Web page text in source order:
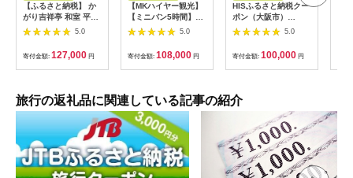
【ふるさと納税】 か
がり吉祥亭 和室 平日
限定 ペア宿泊券 1泊2
食付 2名 ペア 食事付
温泉 宿泊券 旅行 トラ
ベル 宿泊 宿泊施設 宿
レジャー F6P-0991
5.0
寄付金額: 127,000 円
【MKハイヤー観光】
【ミニバン5時間】ド
ライバーとめぐるとっ
ておきの京都観光（3
／21-6／20・10／1-
11／30）
5.0
寄付金額: 108,000 円
HISふるさと納税クー
ポン（大阪市）
30,000円分_OS039-
5.0
寄付金額: 100,000 円
旅行の返礼品に関連している記事の紹介